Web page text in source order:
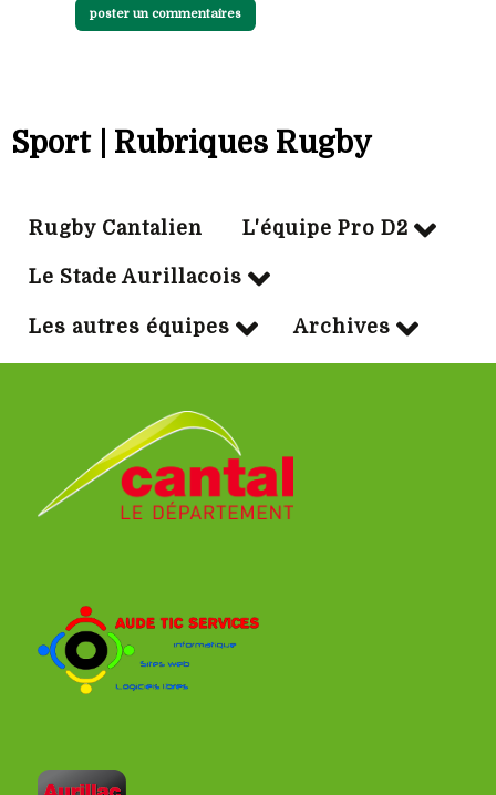
poster un commentaires
Sport | Rubriques Rugby
Rugby Cantalien L'équipe Pro D2
Le Stade Aurillacois
Les autres équipes Archives